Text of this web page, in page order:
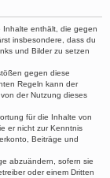
Inhalte enthält, die gegen
insbesondere, dass du
und Bilder zu setzen
gegen diese
Regeln kann der
der Nutzung dieses
für die Inhalte von
er nicht zur Kenntnis
Beiträge und
abzuändern, sofern sie
oder einem Dritten